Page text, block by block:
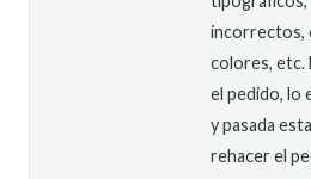
incorrectos,
colores, etc.
el pedido, lo
y pasada
rehacer el